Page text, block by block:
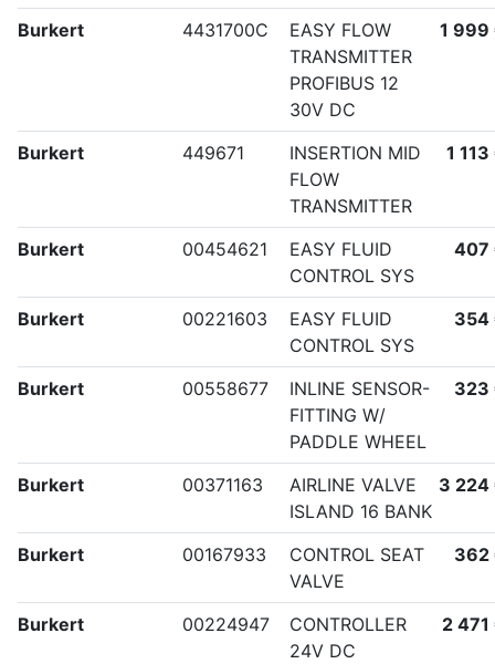
Burkert 4431700C
EASY FLOW
TRANSMITTER
PROFIBUS 12
30V DC
1 999
Burkert 449671
INSERTION MID
FLOW
TRANSMITTER
1 113
Burkert 00454621
EASY FLUID
CONTROL SYS
407
Burkert 00221603
EASY FLUID
CONTROL SYS
354
Burkert 00558677
INLINE SENSOR-
FITTING W/
PADDLE WHEEL
323
Burkert 00371163
AIRLINE VALVE
ISLAND 16 BANK
3 224
Burkert 00167933
CONTROL SEAT
VALVE
362
Burkert 00224947
CONTROLLER
24V DC
2 471